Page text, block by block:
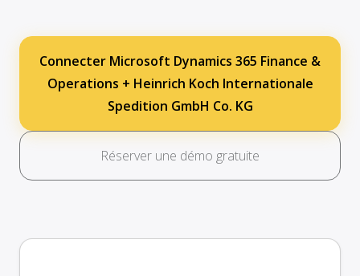
Connecter Microsoft Dynamics 365 Finance &
Operations + Heinrich Koch Internationale
Spedition GmbH Co. KG
Réserver une démo gratuite